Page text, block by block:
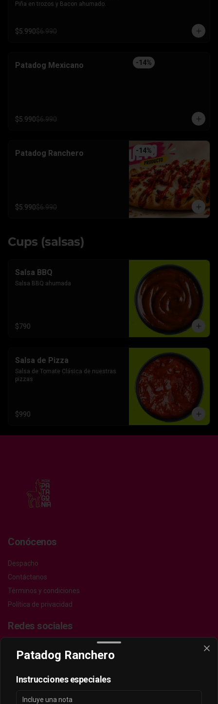
Piña en trozos y Bacon ahumado.
$5.990$6.990
-14%
Patadog Mexicano
$5.990$6.990
-14%
Patadog Ranchero
$5.990$6.990
Cups (salsas)
Salsa BBQ
Salsa BBQ ahumada
$790
Salsa de Pizza
Salsa de Tomate Clásica de nuestras
pizzas
$990
Conócenos
Despacho
Contáctanos
Términos y condiciones
Política de privacidad
Redes sociales
Facebook
Mi cuenta
Patadog Ranchero
Instrucciones especiales